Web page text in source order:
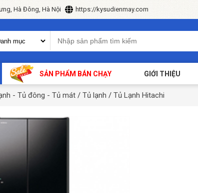
Hà Đông, Hà Nội https://kysudienmay.com
SẢN PHẨM BÁN CHẠY GIỚI THIỆU
- Tủ đông - Tủ mát / Tủ lạnh / Tủ Lạnh Hitachi